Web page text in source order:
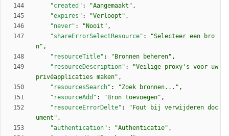
"created" : "Aangemaakt" ,
"expires" : "Verloopt" ,
"never" : "Nooit" ,
"shareErrorSelectResource" :
"Selecteer een bro
n" ,
"resourceTitle" : "Bronnen beheren" ,
"resourceDescription" :
"Veilige proxy's voor uw
privéapplicaties maken" ,
"resourcesSearch" : "Zoek bronnen..." ,
"resourceAdd" : "Bron toevoegen" ,
"resourceErrorDelte" :
"Fout bij verwijderen doc
ument" ,
"authentication" : "Authenticatie" ,